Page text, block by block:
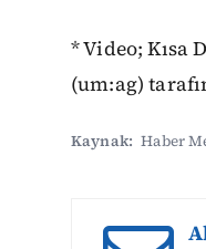
* Video; Kısa
(um:ag)
Kaynak: Haber